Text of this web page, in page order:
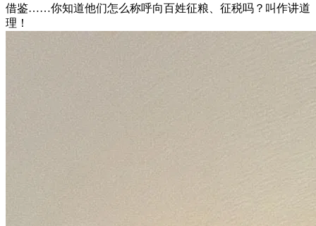
借鉴……你知道他们怎么称呼向百姓征粮、征税吗？叫作讲道
理！